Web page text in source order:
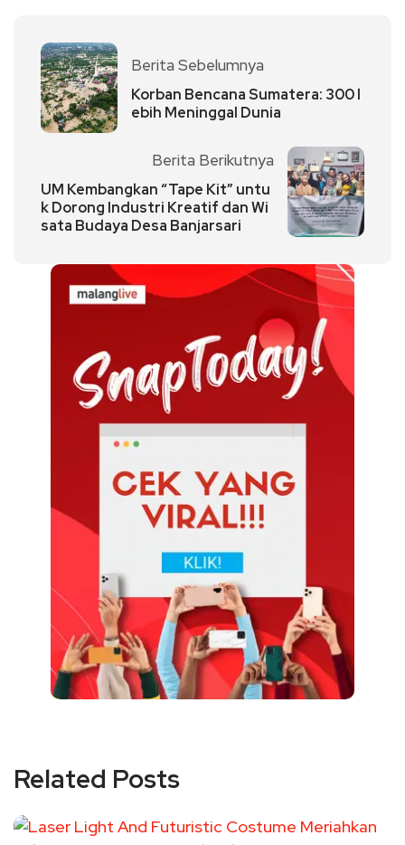
Berita Sebelumnya
Korban Bencana Sumatera: 300 l
ebih Meninggal Dunia
Berita Berikutnya
UM Kembangkan “Tape Kit” untu
k Dorong Industri Kreatif dan Wi
sata Budaya Desa Banjarsari
Related Posts